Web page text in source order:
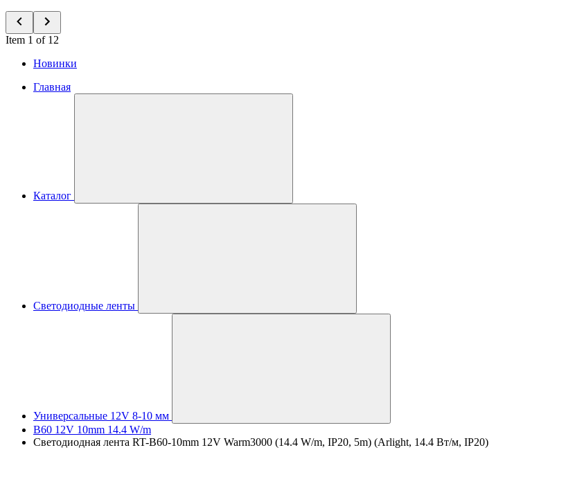
Item 1 of 12
Новинки
Главная
Каталог
Светодиодные ленты
Универсальные 12V 8-10 мм
B60 12V 10mm 14.4 W/m
Светодиодная лента RT-B60-10mm 12V Warm3000 (14.4 W/m, IP20, 5m) (Arlight, 14.4 Вт/м, IP20)